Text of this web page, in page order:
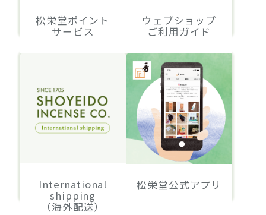
松栄堂ポイント
サービス
ウェブショップ
ご利用ガイド
International
shipping
（海外配送）
松栄堂公式アプリ